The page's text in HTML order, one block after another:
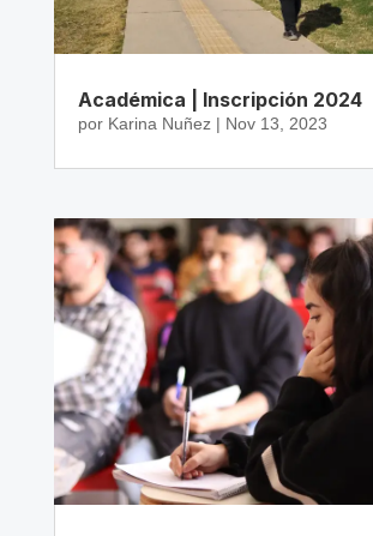
Académica | Inscripción 2024
por Karina Nuñez| Nov 13, 2023